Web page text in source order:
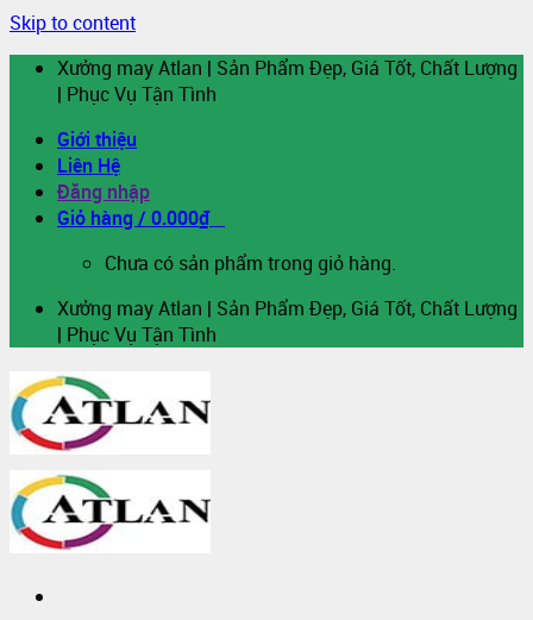
Skip to content
Xưởng may Atlan | Sản Phẩm Đẹp, Giá Tốt, Chất Lượng
| Phục Vụ Tận Tình
Giới thiệu
Liên Hệ
Đăng nhập
Giỏ hàng / 0.000₫
Chưa có sản phẩm trong giỏ hàng.
Xưởng may Atlan | Sản Phẩm Đẹp, Giá Tốt, Chất Lượng
| Phục Vụ Tận Tình